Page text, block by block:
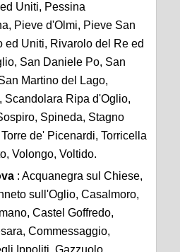
Uniti, Pessina
Pieve d'Olmi, Pieve San
ed Uniti, Rivarolo del Re ed
San Daniele Po, San
Martino del Lago,
Scandolara Ripa d'Oglio,
Spineda, Stagno
de' Picenardi, Torricella
Volongo, Voltido.
: Acquanegra sul Chiese,
sull'Oglio, Casalmoro,
Castel Goffredo,
Commessaggio,
Ippoliti, Gazzuolo,